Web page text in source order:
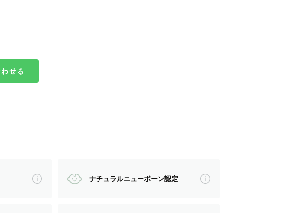
詰めて遊んでいたこと、
ます。
ナチュラルニューボーン認定